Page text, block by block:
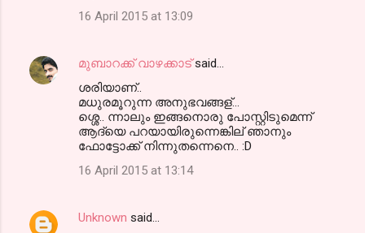
s
16 April 2015 at 13:09
മുബാറക്ക് വാഴക്കാട്said…
ശരിയാണ്..
മധുരമൂറുന്ന അനുഭവങ്ങള്...
ശ്ശെ.. ന്നാലും ഇങ്ങനൊരു പോസ്റ്റിടുമെന്ന്
ആദ്യെ പറയായിരുന്നെങ്കില് ഞാനും
ഫോട്ടോക്ക് നിന്നുതന്നെനെ.. :D
16 April 2015 at 13:14
Unknown said…